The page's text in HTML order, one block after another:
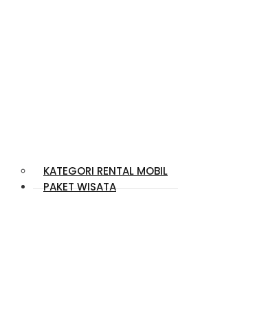
KATEGORI RENTAL MOBIL
PAKET WISATA